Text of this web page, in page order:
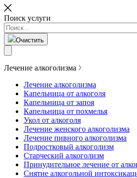
Поиск услуги
Очистить
Лечение алкоголизма
Лечение алкоголизма
Капельница от алкоголя
Капельница от запоя
Капельница от похмелья
Укол от алкоголя
Лечение женского алкоголизма
Лечение пивного алкоголизма
Подростковый алкоголизм
Старческий алкоголизм
Принудительное лечение от
Снятие алкогольной